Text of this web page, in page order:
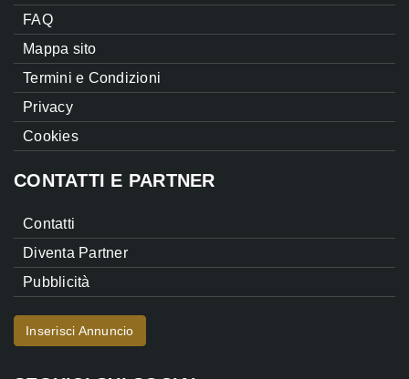
FAQ
Mappa sito
Termini e Condizioni
Privacy
Cookies
CONTATTI E PARTNER
Contatti
Diventa Partner
Pubblicità
Inserisci Annuncio